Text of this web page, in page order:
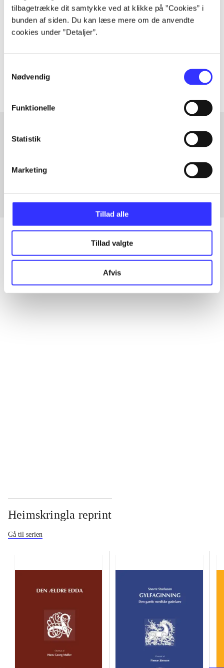
tilbagetrække dit samtykke ved at klikke på ”Cookies” i
bunden af siden. Du kan læse mere om de anvendte
cookies under ”Detaljer”.
Nødvendig
Funktionelle
Statistik
Marketing
Tillad alle
Tillad valgte
Afvis
Artiklen er en del af
lorem ipsum dolor sit amet ...
Fra
Artikler
Heimskringla reprint
Gå til serien